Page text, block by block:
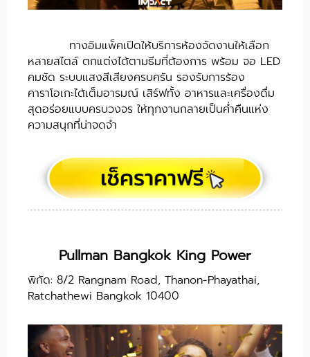
ทางอิมแพ็คเปิดให้บริการห้องจัดงานให้เลือก
หลายสไตล์ ตกแต่งได้ตามธีมที่ต้องการ พร้อม จอ LED
คมชัด ระบบแสงสีเสียงครบครัน รองรับการร้อง
คาราโอเกะได้เต็มอารมณ์ เสิร์ฟทั้ง อาหารและเครื่องดื่ม
สุดอร่อยแบบครบวงจร ให้ทุกงานกลายเป็นค่ำคืนแห่ง
ความสนุกที่น่าจดจำ
Pullman Bangkok King Power
พิกัด: 8/2 Rangnam Road, Thanon-Phayathai,
Ratchathewi Bangkok 10400